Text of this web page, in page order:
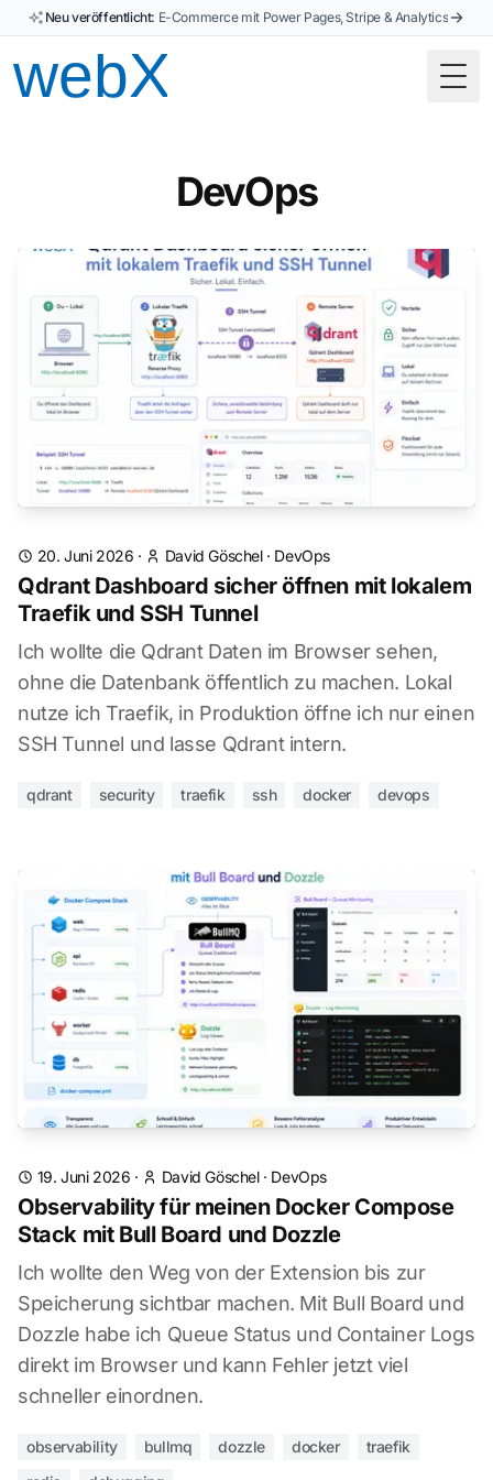
Neu veröffentlicht: E-Commerce mit Power Pages, Stripe & Analytics
DevOps
20. Juni 2026 · David Göschel· DevOps
Qdrant Dashboard sicher öffnen mit lokalem
Traefik und SSH Tunnel
Ich wollte die Qdrant Daten im Browser sehen,
ohne die Datenbank öffentlich zu machen. Lokal
nutze ich Traefik, in Produktion öffne ich nur einen
SSH Tunnel und lasse Qdrant intern.
qdrant security traefik ssh docker devops
19. Juni 2026 · David Göschel· DevOps
Observability für meinen Docker Compose
Stack mit Bull Board und Dozzle
Ich wollte den Weg von der Extension bis zur
Speicherung sichtbar machen. Mit Bull Board und
Dozzle habe ich Queue Status und Container Logs
direkt im Browser und kann Fehler jetzt viel
schneller einordnen.
observability bullmq dozzle docker
traefik